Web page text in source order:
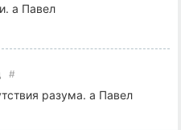
а Павел
#
разума. а Павел